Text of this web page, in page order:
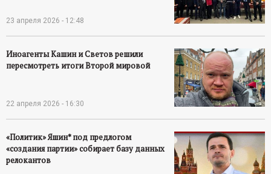
23 апреля 2026 - 12:48
Иноагенты Кашин и Светов решили
пересмотреть итоги Второй мировой
22 апреля 2026 - 16:30
«Политик» Яшин* под предлогом
«создания партии» собирает базу данных
релокантов